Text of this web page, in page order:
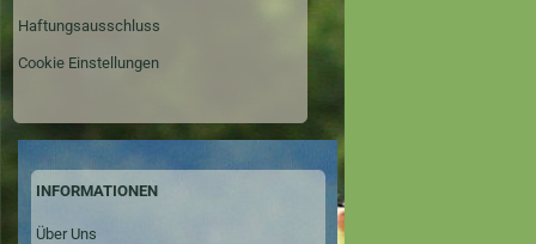
Haftungsausschluss
Cookie Einstellungen
INFORMATIONEN
Über Uns